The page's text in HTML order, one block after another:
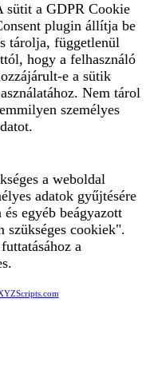
sütit a GDPR Cookie
plugin állítja be
tárolja, függetlenül
hogy a felhasználó
e a sütik
Nem tárol
személyes
a weboldal
adatok gyűjtésére
egyéb beágyazott
szükséges cookiek".
a